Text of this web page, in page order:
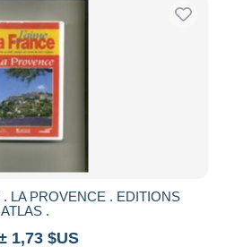
LA PROVENCE . EDITIONS
ATLAS .
1,73 $US